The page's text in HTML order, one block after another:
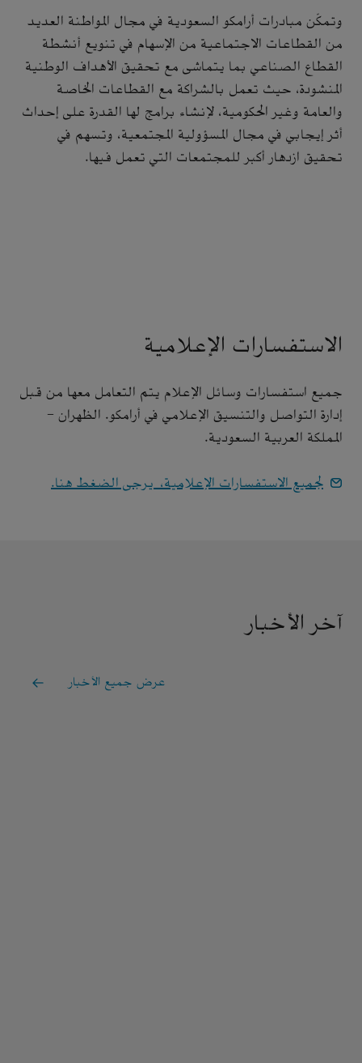
وتمكّن مبادرات أرامكو السعودية في مجال المواطنة العديد
من القطاعات الاجتماعية من الإسهام في تنويع أنشطة
القطاع الصناعي بما يتماشى مع تحقيق الأهداف الوطنية
المنشودة، حيث تعمل بالشراكة مع القطاعات الخاصة
والعامة وغير الحكومية، لإنشاء برامج لها القدرة على إحداث
أثر إيجابي في مجال المسؤولية المجتمعية، وتسهم في
تحقيق ازدهار أكبر للمجتمعات التي تعمل فيها.
الاستفسارات الإعلامية
جميع استفسارات وسائل الإعلام يتم التعامل معها من قبل
إدارة التواصل والتنسيق الإعلامي في أرامكو. الظهران -
المملكة العربية السعودية.
لجميع الاستفسارات الإعلامية، يرجى الضغط هنا.
آخر الأخبار
عرض جميع الأخبار